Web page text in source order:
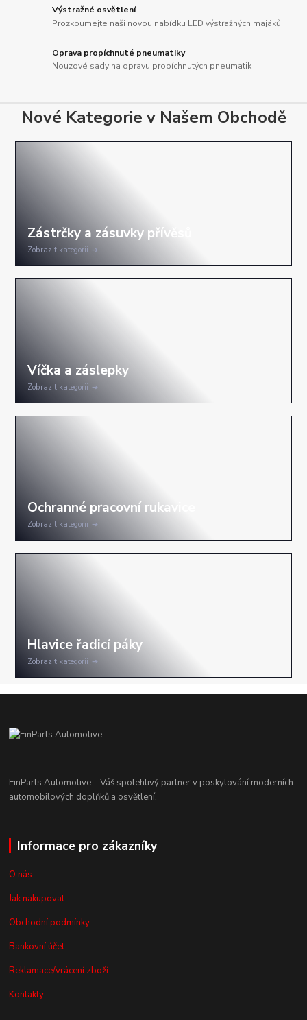
Výstražné osvětlení
Prozkoumejte naši novou nabídku LED výstražných majáků
Oprava propíchnuté pneumatiky
Nouzové sady na opravu propíchnutých pneumatik
Nové Kategorie v Našem Obchodě
Zobrazit kategorii
Zobrazit kategorii
Zobrazit kategorii
Zobrazit kategorii
EinParts Automotive – Váš spolehlivý partner v poskytování moderních
automobilových doplňků a osvětlení.
Informace pro zákazníky
O nás
Jak nakupovat
Obchodní podmínky
Bankovní účet
Reklamace/vrácení zboží
Kontakty